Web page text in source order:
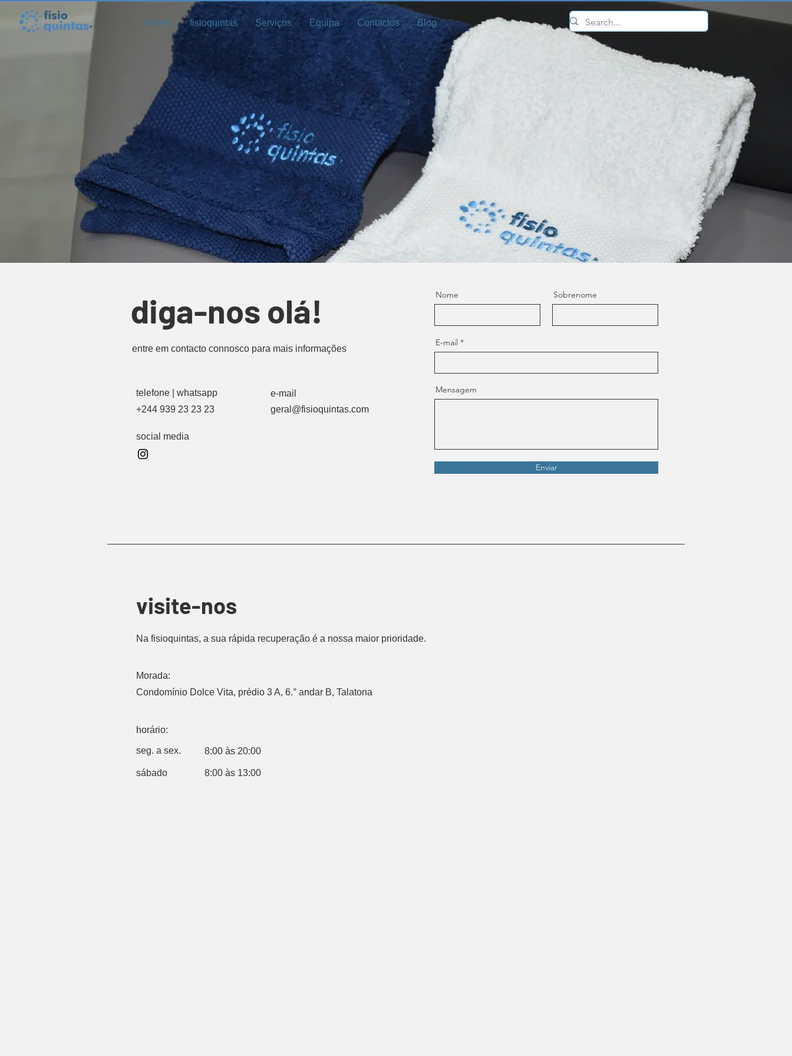
Home fisioquintas Serviços Equipa Contactos Blog
diga-nos olá!
entre em contacto connosco para mais informações
telefone | whatsapp
+244 939 23 23 23
e-mail
geral@fisioquintas.com
social media
Nome Sobrenome
E-mail
Mensagem
Enviar
visite-nos
Na fisioquintas, a sua rápida recuperação é a nossa maior prioridade.
Morada:
Condomínio Dolce Vita, prédio 3 A, 6.° andar B, Talatona
horário:
seg. a sex. 8:00 às 20:00
sábado 8:00 às 13:00